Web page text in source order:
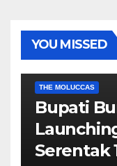
YOU MISSED
THE MOLUCCAS
Bupati
Serentak